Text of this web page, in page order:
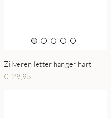
Zilveren letter hanger hart
29,95